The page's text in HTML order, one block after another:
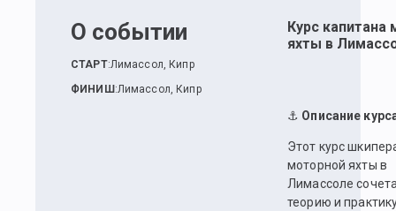
О событии
СТАРТ:Лимассол, Кипр
ФИНИШ :Лимассол, Кипр
Курс капитана
яхты в
⚓ Описание
Этот курс
моторной яхты в
Лимассоле
теорию и